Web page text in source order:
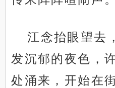
江念抬眼望去
发沉郁的夜色，
处涌来，开始在